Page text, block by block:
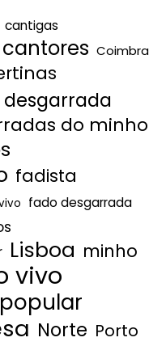
cantigas
cantores Coimbra
desgarrada
do minho
fadista
fado desgarrada
Lisboa minho
vivo
Norte Porto